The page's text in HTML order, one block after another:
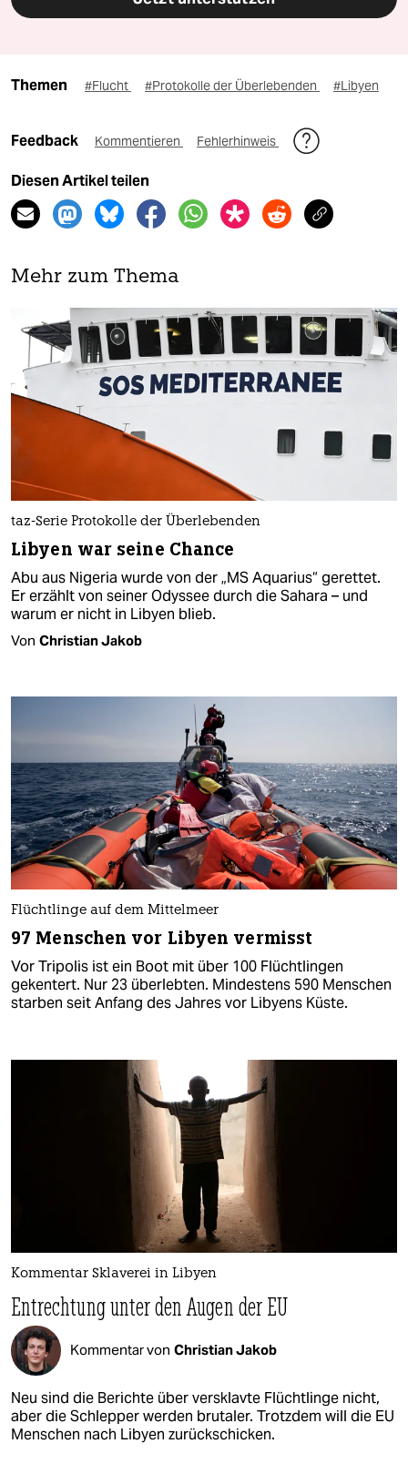
Themen #Flucht #Protokolle der Überlebenden #Libyen
Feedback Kommentieren Fehlerhinweis
Diesen Artikel teilen
Mehr zum Thema
taz-Serie Protokolle der Überlebenden
Libyen war seine Chance
Abu aus Nigeria wurde von der „MS Aquarius“ gerettet.
Er erzählt von seiner Odyssee durch die Sahara – und
warum er nicht in Libyen blieb.
Von Christian Jakob
Flüchtlinge auf dem Mittelmeer
97 Menschen vor Libyen vermisst
Vor Tripolis ist ein Boot mit über 100 Flüchtlingen
gekentert. Nur 23 überlebten. Mindestens 590 Menschen
starben seit Anfang des Jahres vor Libyens Küste.
Kommentar Sklaverei in Libyen
Entrechtung unter den Augen der EU
Kommentar von Christian Jakob
Neu sind die Berichte über versklavte Flüchtlinge nicht,
aber die Schlepper werden brutaler. Trotzdem will die EU
Menschen nach Libyen zurückschicken.